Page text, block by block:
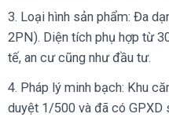
3. Loại hình sản phẩm: Đa
2PN). Diện tích phụ hợp từ
tế, an cư cũng như đầu tư.
4. Pháp lý minh bạch: Khu
duyệt 1/500 và đã có GPXD